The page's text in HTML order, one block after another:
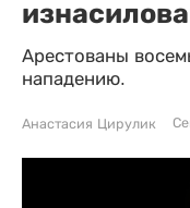
Арестованы
нападению.
Анастасия Цирулик